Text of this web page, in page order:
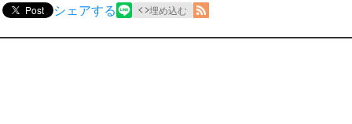
Post シェアする 埋め込む